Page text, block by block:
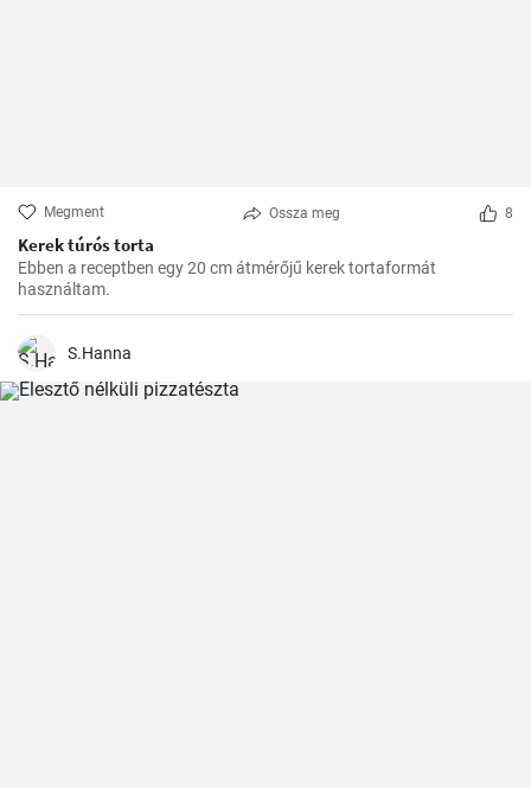
Megment Ossza meg 8
Kerek túrós torta
Ebben a receptben egy 20 cm átmérőjű kerek tortaformát
használtam.
S.Hanna